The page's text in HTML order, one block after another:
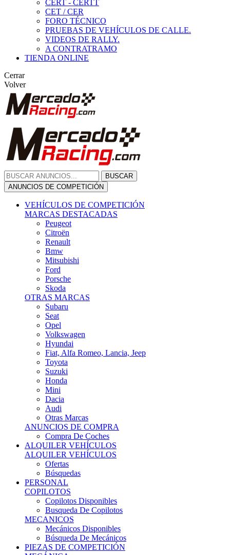
CERT - CERTT
CET / CER
FORO TÉCNICO
PRUEBAS DE VEHÍCULOS DE CALLE.
VIDEOS DE RALLY.
A CONTRATRAMO
TIENDA ONLINE
Cerrar
Volver
BUSCAR
ANUNCIOS DE COMPETICIÓN
VEHÍCULOS DE COMPETICIÓN
MARCAS DESTACADAS
Peugeot
Citroën
Renault
Bmw
Mitsubishi
Ford
Porsche
Skoda
OTRAS MARCAS
Subaru
Seat
Opel
Volkswagen
Hyundai
Fiat, Alfa Romeo, Lancia, Jeep
Toyota
Suzuki
Honda
Mini
Dacia
Audi
Otras Marcas
ANUNCIOS DE COMPRA
Compra De Coches
ALQUILER VEHÍCULOS
ALQUILER VEHÍCULOS
Ofertas
Búsquedas
PERSONAL
COPILOTOS
Copilotos Disponibles
Busqueda De Copilotos
MECANICOS
Mecánicos Disponibles
Búsqueda De Mecánicos
PIEZAS DE COMPETICIÓN